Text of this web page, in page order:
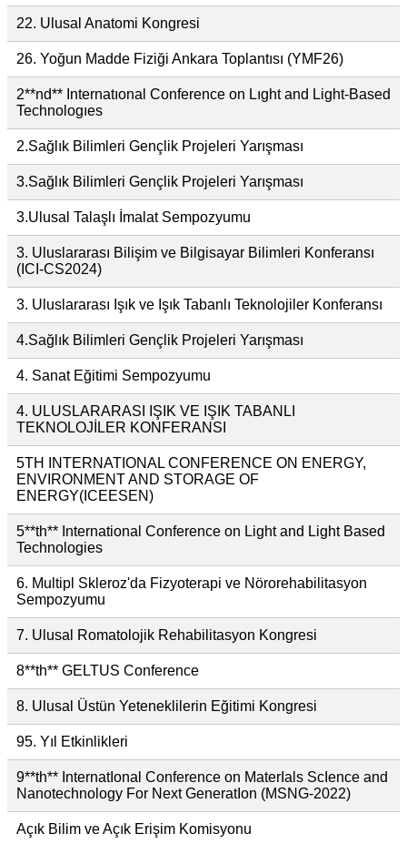
22. Ulusal Anatomi Kongresi
26. Yoğun Madde Fiziği Ankara Toplantısı (YMF26)
2**nd** Internatıonal Conference on Lıght and Light-Based
Technologıes
2.Sağlık Bilimleri Gençlik Projeleri Yarışması
3.Sağlık Bilimleri Gençlik Projeleri Yarışması
3.Ulusal Talaşlı İmalat Sempozyumu
3. Uluslararası Bilişim ve Bilgisayar Bilimleri Konferansı
(ICI-CS2024)
3. Uluslararası Işık ve Işık Tabanlı Teknolojiler Konferansı
4.Sağlık Bilimleri Gençlik Projeleri Yarışması
4. Sanat Eğitimi Sempozyumu
4. ULUSLARARASI IŞIK VE IŞIK TABANLI
TEKNOLOJİLER KONFERANSI
5TH INTERNATIONAL CONFERENCE ON ENERGY,
ENVIRONMENT AND STORAGE OF
ENERGY(ICEESEN)
5**th** International Conference on Light and Light Based
Technologies
6. Multipl Skleroz'da Fizyoterapi ve Nörorehabilitasyon
Sempozyumu
7. Ulusal Romatolojik Rehabilitasyon Kongresi
8**th** GELTUS Conference
8. Ulusal Üstün Yeteneklilerin Eğitimi Kongresi
95. Yıl Etkinlikleri
9**th** InternatIonal Conference on MaterIals ScIence and
Nanotechnology For Next GeneratIon (MSNG-2022)
Açık Bilim ve Açık Erişim Komisyonu